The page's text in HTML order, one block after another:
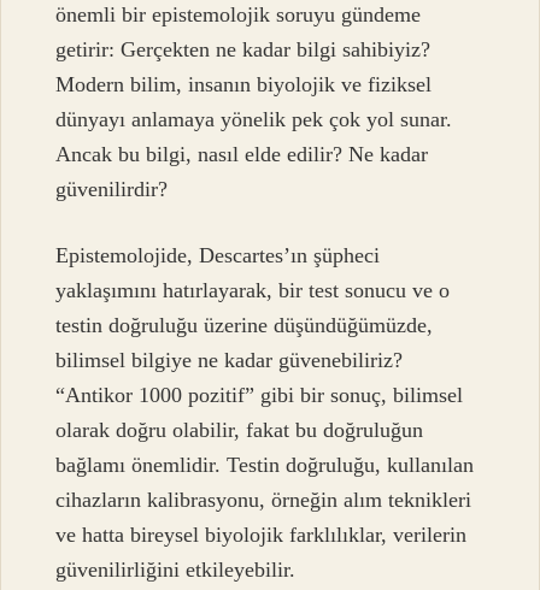
önemli bir epistemolojik soruyu gündeme
getirir: Gerçekten ne kadar bilgi sahibiyiz?
Modern bilim, insanın biyolojik ve fiziksel
dünyayı anlamaya yönelik pek çok yol sunar.
Ancak bu bilgi, nasıl elde edilir? Ne kadar
güvenilirdir?
Epistemolojide, Descartes’ın şüpheci
yaklaşımını hatırlayarak, bir test sonucu ve o
testin doğruluğu üzerine düşündüğümüzde,
bilimsel bilgiye ne kadar güvenebiliriz?
“Antikor 1000 pozitif” gibi bir sonuç, bilimsel
olarak doğru olabilir, fakat bu doğruluğun
bağlamı önemlidir. Testin doğruluğu, kullanılan
cihazların kalibrasyonu, örneğin alım teknikleri
ve hatta bireysel biyolojik farklılıklar, verilerin
güvenilirliğini etkileyebilir.